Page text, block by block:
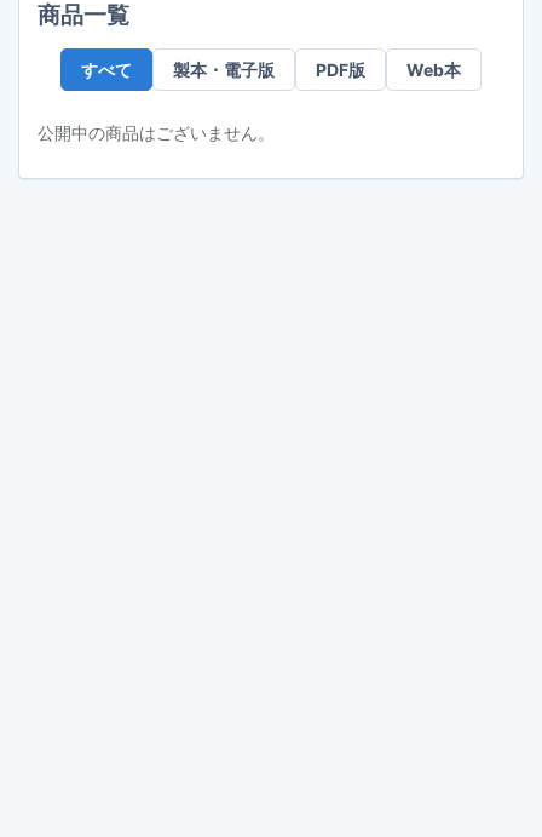
商品一覧
すべて 製本・電子版 PDF版 Web本
公開中の商品はございません。